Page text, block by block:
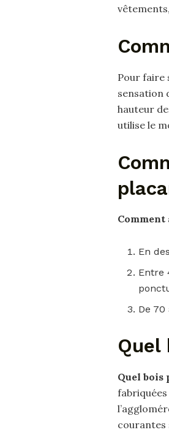
Pour faire
sensation
hauteur
utilise le
Comment
En
Entre
De
Quel
Quel bois
courantes